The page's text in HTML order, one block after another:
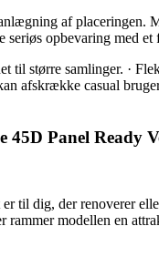
af placeringen.
opbevaring med
til større samlinger. ·
afskrække casual
Panel Ready
til dig, der renoverer
rammer modellen en